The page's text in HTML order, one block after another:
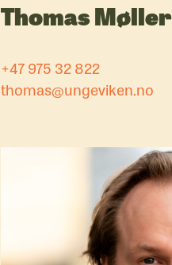
Thomas Møller
+47 975 32 822
thomas@ungeviken.no